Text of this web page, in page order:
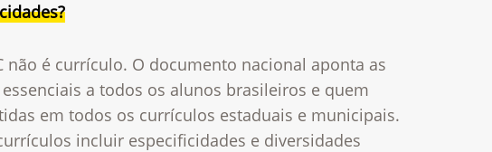
não é currículo. O documento nacional aponta as
a todos os alunos brasileiros e quem
em todos os currículos estaduais e municipais.
incluir especificidades e diversidades